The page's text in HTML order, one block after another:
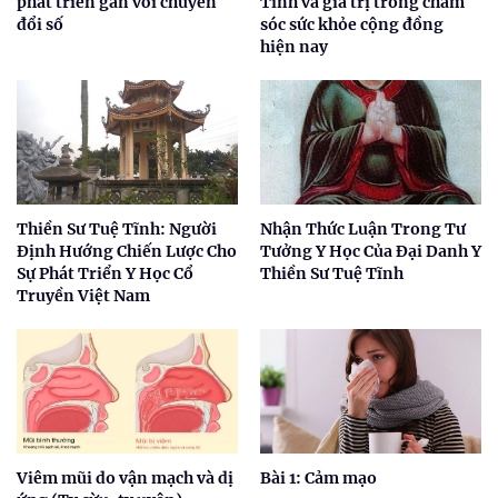
đổi số
sóc sức khỏe cộng đồng
hiện nay
Thiền Sư Tuệ Tĩnh: Người
Định Hướng Chiến Lược Cho
Sự Phát Triển Y Học Cổ
Truyền Việt Nam
Nhận Thức Luận Trong Tư
Tưởng Y Học Của Đại Danh Y
Thiền Sư Tuệ Tĩnh
Viêm mũi do vận mạch và dị
Bài 1: Cảm mạo